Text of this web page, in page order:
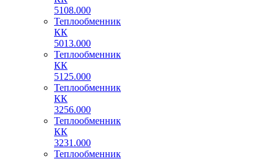
5108.000
Теплообменник
КК
5013.000
Теплообменник
КК
5125.000
Теплообменник
КК
3256.000
Теплообменник
КК
3231.000
Теплообменник